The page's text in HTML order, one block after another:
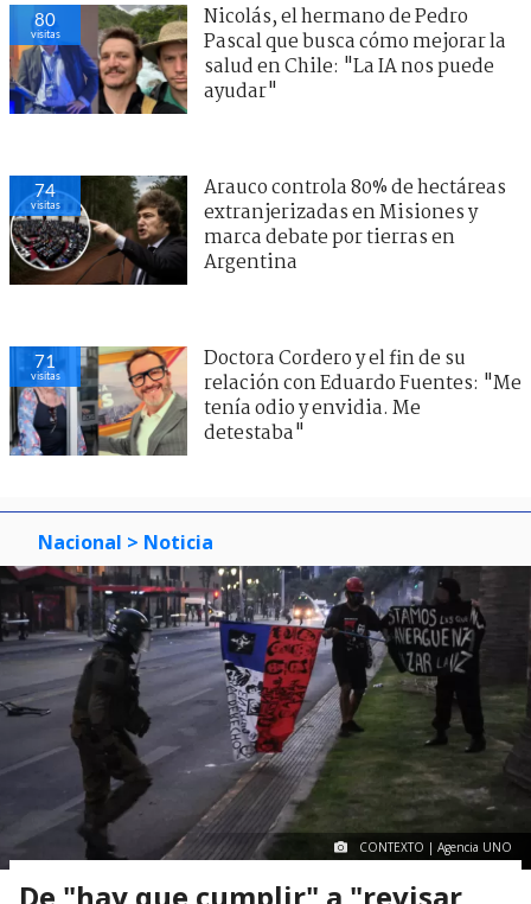
80
visitas
Nicolás, el hermano de Pedro
Pascal que busca cómo mejorar la
salud en Chile: "La IA nos puede
ayudar"
74
visitas
Arauco controla 80% de hectáreas
extranjerizadas en Misiones y
marca debate por tierras en
Argentina
71
visitas
Doctora Cordero y el fin de su
relación con Eduardo Fuentes: "Me
tenía odio y envidia. Me
detestaba"
Nacional > Noticia
CONTEXTO | Agencia UNO